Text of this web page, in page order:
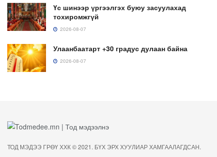
Үс шинээр үргээлгэх буюу засуулахад
тохиромжгүй
2026-08-07
Улаанбаатарт +30 градус дулаан байна
2026-08-07
ТОД МЭДЭЭ ГРӨҮ ХХК © 2021. БҮХ ЭРХ ХУУЛИАР ХАМГААЛАГДСАН.